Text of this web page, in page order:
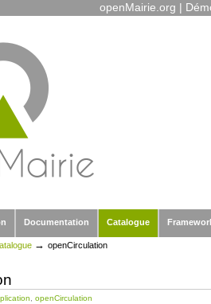
openMairie.org |
Documentation Catalogue
→ openCirculation
,openCirculation